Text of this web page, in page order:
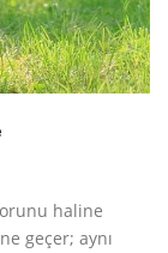
haline
geçer; aynı